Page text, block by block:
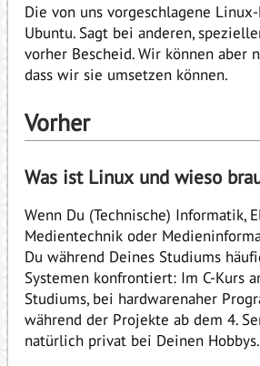
Die von uns vorgeschlagene
Ubuntu. Sagt bei anderen,
vorher Bescheid. Wir können aber
dass wir sie umsetzen können.
Vorher
Was ist Linux und wieso
Wenn Du (Technische) Informatik,
Medientechnik oder
Du während Deines Studiums
Systemen konfrontiert: Im C-Kurs
Studiums, bei hardwarenaher
während der Projekte ab dem 4.
natürlich privat bei Deinen